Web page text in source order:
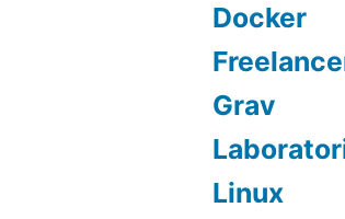
Docker
Grav
Linux